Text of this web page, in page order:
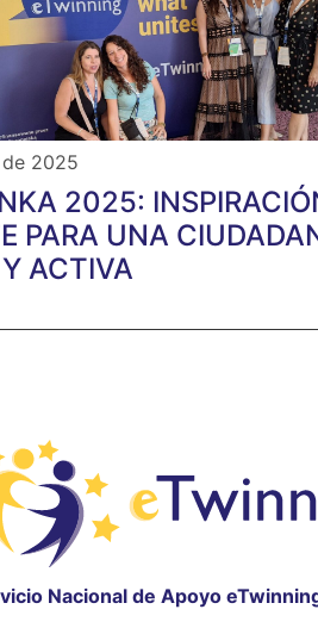
2025
2025:
PARA UNA
ACTIVA
Nacional de Apoyo